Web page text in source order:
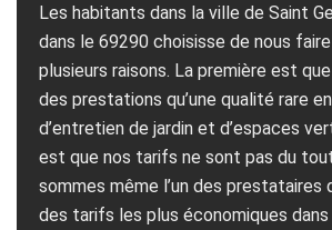
Les habitants dans la ville de Saint
dans le 69290 choisisse de nous
plusieurs raisons. La première est
des prestations qu’une qualité rare
d’entretien de jardin et d’espaces
est que nos tarifs ne sont pas du
sommes même l’un des prestataires
des tarifs les plus économiques